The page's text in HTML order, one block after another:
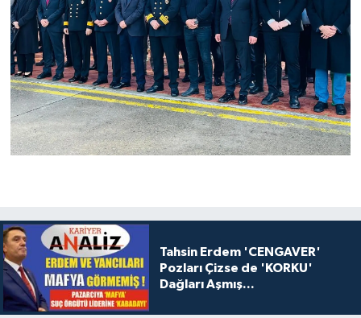
Tahsin Erdem 'CENGAVER'
Pozları Çizse de 'KORKU'
Dağları Aşmış...